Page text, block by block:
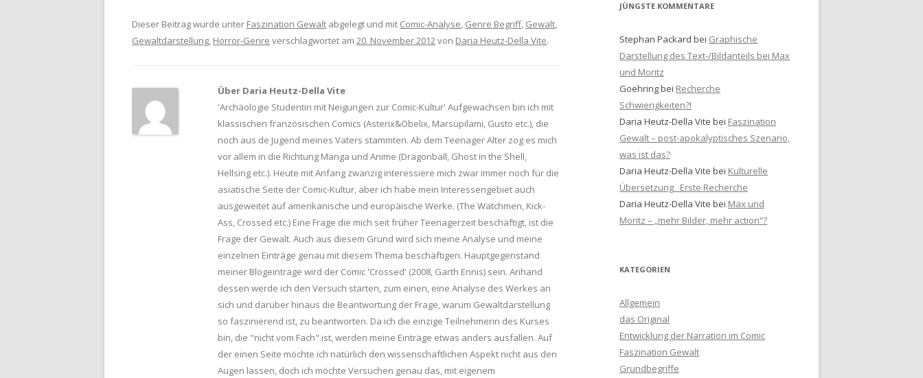
Dieser Beitrag wurde unter Faszination Gewalt abgelegt und mit Comic-Analyse, Genre Begriff, Gewalt,
Gewaltdarstellung, Horror-Genre verschlagwortet am 20. November 2012von Daria Heutz-Della Vite.
Über Daria Heutz-Della Vite
'Archäologie Studentin mit Neigungen zur Comic-Kultur' Aufgewachsen bin ich mit
klassischen französischen Comics (Asterix&Obelix, Marsupilami, Gusto etc.), die
noch aus de Jugend meines Vaters stammten. Ab dem Teenager Alter zog es mich
vor allem in die Richtung Manga und Anime (Dragonball, Ghost in the Shell,
Hellsing etc.). Heute mit Anfang zwanzig interessiere mich zwar immer noch für die
asiatische Seite der Comic-Kultur, aber ich habe mein Interessengebiet auch
ausgeweitet auf amerikanische und europäische Werke. (The Watchmen, Kick-
Ass, Crossed etc.) Eine Frage die mich seit früher Teenagerzeit beschäftigt, ist die
Frage der Gewalt. Auch aus diesem Grund wird sich meine Analyse und meine
einzelnen Einträge genau mit diesem Thema beschäftigen. Hauptgegenstand
meiner Blogeinträge wird der Comic 'Crossed' (2008, Garth Ennis) sein. Anhand
dessen werde ich den Versuch starten, zum einen, eine Analyse des Werkes an
sich und darüber hinaus die Beantwortung der Frage, warum Gewaltdarstellung
so faszinierend ist, zu beantworten. Da ich die einzige Teilnehmerin des Kurses
bin, die "nicht vom Fach" ist, werden meine Einträge etwas anders ausfallen. Auf
der einen Seite möchte ich natürlich den wissenschaftlichen Aspekt nicht aus den
Augen lassen, doch ich möchte Versuchen genau das, mit eigenem
JÜNGSTE KOMMENTARE
Stephan Packard bei Graphische
Darstellung des Text-/Bildanteils bei Max
und Moritz
Goehringbei Recherche
Schwierigkeiten?!
Daria Heutz-Della Vite bei Faszination
Gewalt – post-apokalyptisches Szenario,
was ist das?
Daria Heutz-Della Vite bei Kulturelle
Übersetzung_ Erste Recherche
Daria Heutz-Della Vite bei Max und
Moritz – „mehr Bilder, mehr action“?
KATEGORIEN
Allgemein
das Original
Entwicklung der Narration im Comic
Faszination Gewalt
Grundbegriffe